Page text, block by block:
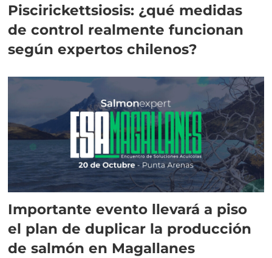
Piscirickettsiosis: ¿qué medidas
de control realmente funcionan
según expertos chilenos?
Importante evento llevará a piso
el plan de duplicar la producción
de salmón en Magallanes